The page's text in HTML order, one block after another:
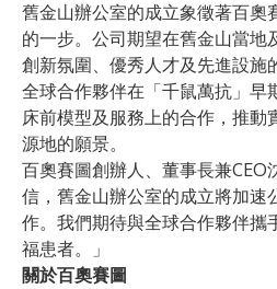
舊金山辦公室的成立象徵著百奧
的一步。公司期望在舊金山當地
創新氛圍、優秀人才及先進設施
全球合作夥伴在「千鼠萬抗」早
床前模型及服務上的合作，推動
源地的願景。
百奧賽圖創辦人、董事長兼CEO
信，舊金山辦公室的成立將加速
作。我們期待與全球合作夥伴攜
福患者。」
關於百奧賽圖